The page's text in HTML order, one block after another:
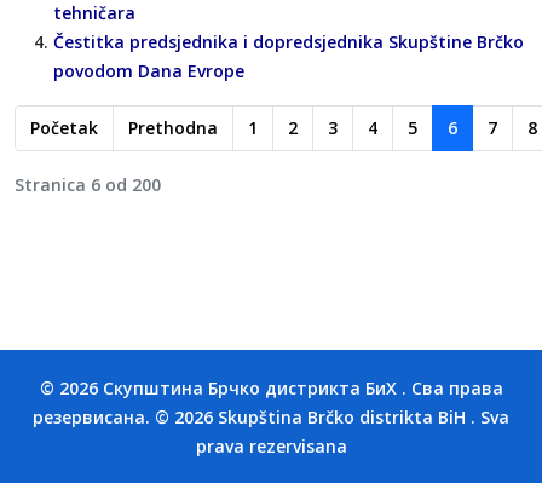
tehničara
Čestitka predsjednika i dopredsjednika Skupštine Brčko
povodom Dana Evrope
Početak Prethodna 1 2 3 4 5 6 7 8
Stranica 6 od 200
© 2026 Скупштина Брчко дистрикта БиХ . Сва права
резервисана. © 2026 Skupština Brčko distrikta BiH . Sva
prava rezervisana